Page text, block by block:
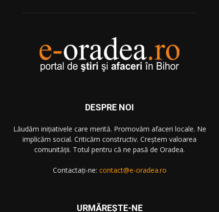
DESPRE NOI
Lăudăm iniţiativele care merită. Promovăm afaceri locale. Ne
implicăm social. Criticăm constructiv. Creştem valoarea
comunităţii. Totul pentru că ne pasă de Oradea.
Contactați-ne: contact@e-oradea.ro
URMĂREŞTE-NE